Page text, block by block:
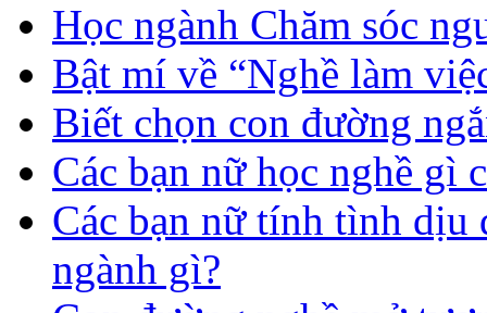
Học ngành Chăm sóc
Bật mí về “Nghề làm
Biết chọn con đường
Các bạn nữ học nghề gì
Các bạn nữ tính tình dịu
ngành gì?